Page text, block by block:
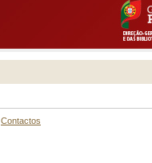
Contactos